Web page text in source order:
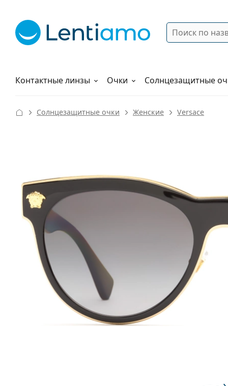
Поиск
Контактные линзы
Растворы Очки Солнцезащитные
Как заказать
Солнцезащитные очки Женские Versace
45 mm
Высота линзы
54 mm
Ширина линзы
Ширина
линзы